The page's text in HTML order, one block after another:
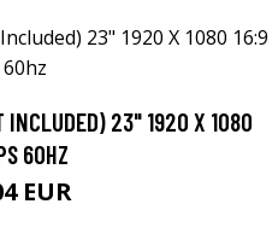
INCLUDED) 23" 1920 X 1080
60HZ
EUR